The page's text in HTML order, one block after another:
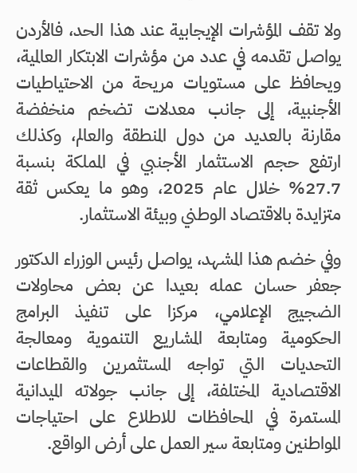
ولا تقف المؤشرات الإيجابية عند هذا الحد، فالأردن
يواصل تقدمه في عدد من مؤشرات الابتكار العالمية،
ويحافظ على مستويات مريحة من الاحتياطيات
الأجنبية، إلى جانب معدلات تضخم منخفضة
مقارنة بالعديد من دول المنطقة والعالم، وكذلك
ارتفع حجم الاستثمار الأجنبي في المملكة بنسبة
27.7% خلال عام 2025، وهو ما يعكس ثقة
متزايدة بالاقتصاد الوطني وبيئة الاستثمار.
وفي خضم هذا المشهد، يواصل رئيس الوزراء الدكتور
جعفر حسان عمله بعيدا عن بعض محاولات
الضجيج الإعلامي، مركزا على تنفيذ البرامج
الحكومية ومتابعة المشاريع التنموية ومعالجة
التحديات التي تواجه المستثمرين والقطاعات
الاقتصادية المختلفة، إلى جانب جولاته الميدانية
المستمرة في المحافظات للاطلاع على احتياجات
المواطنين ومتابعة سير العمل على أرض الواقع.